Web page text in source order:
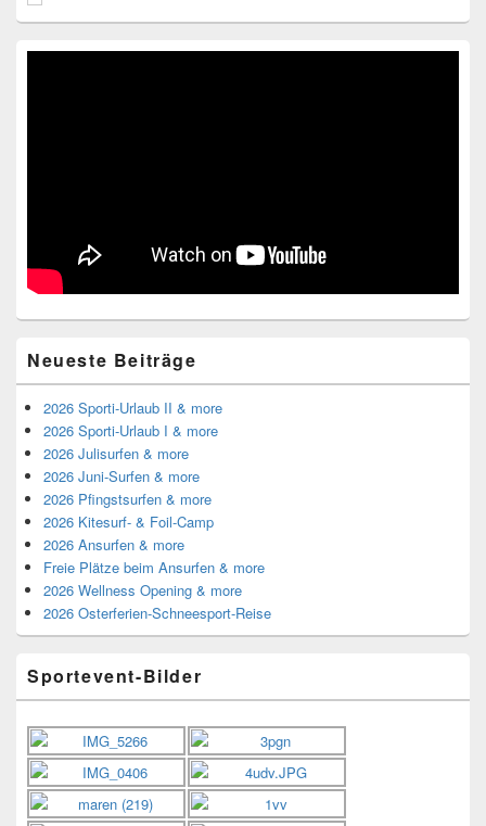
Neueste Beiträge
2026 Sporti-Urlaub II & more
2026 Sporti-Urlaub I & more
2026 Julisurfen & more
2026 Juni-Surfen & more
2026 Pfingstsurfen & more
2026 Kitesurf- & Foil-Camp
2026 Ansurfen & more
Freie Plätze beim Ansurfen & more
2026 Wellness Opening & more
2026 Osterferien-Schneesport-Reise
Sportevent-Bilder